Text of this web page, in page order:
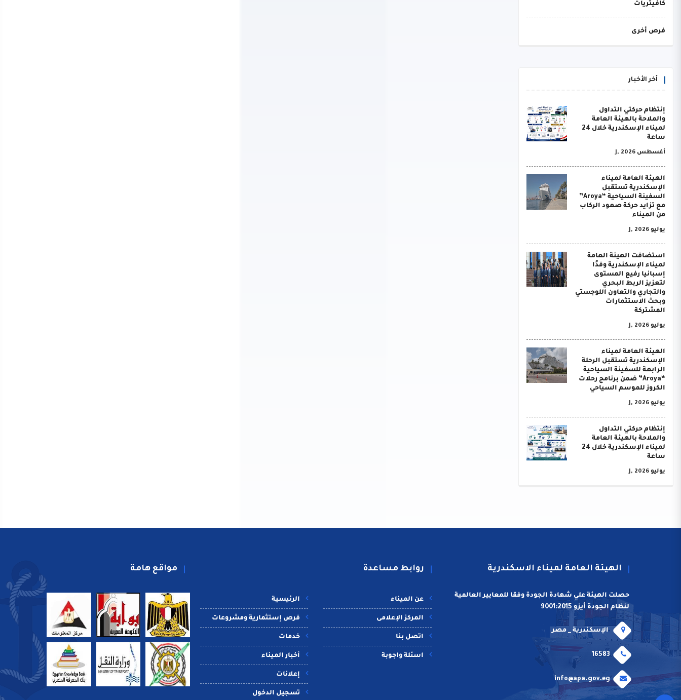
كافيتريات
فرص أخرى
أخر الأخبار
إنتظام حركتي التداول
والملاحة بالهيئة العامة
لميناء الإسكندرية خلال 24
ساعة
أغسطس J, 2026
الهيئة العامة لميناء
الإسكندرية تستقبل
السفينة السياحية “Aroya”
مع تزايد حركة صعود الركاب
من الميناء
يوليو J, 2026
استضافت الهيئة العامة
لميناء الإسكندرية وفدًا
إسبانيا رفيع المستوى
لتعزيز الربط البحري
والتجاري والتعاون اللوجستي
وبحث الاستثمارات
المشتركة
يوليو J, 2026
الهيئة العامة لميناء
الإسكندرية تستقبل الرحلة
الرابعة للسفينة السياحية
“Aroya” ضمن برنامج رحلات
الكروز للموسم السياحي
يوليو J, 2026
إنتظام حركتي التداول
والملاحة بالهيئة العامة
لميناء الإسكندرية خلال 24
ساعة
يوليو J, 2026
الهيئة العامة لميناء الاسكندرية
حصلت الهيئة علي شهادة الجودة وفقا للمعايير العالمية
لنظام الجودة أيزو 9001:2015
الإسكندرية _ مصر
16583
info@apa.gov.eg
روابط مساعدة
الرئيسية
فرص إستثمارية ومشروعات
خدمات
أخبار الميناء
إعلانات
تسجيل الدخول
عن الميناء
المركز الإعلامى
اتصل بنا
اسئلة واجوبة
مواقع هامة